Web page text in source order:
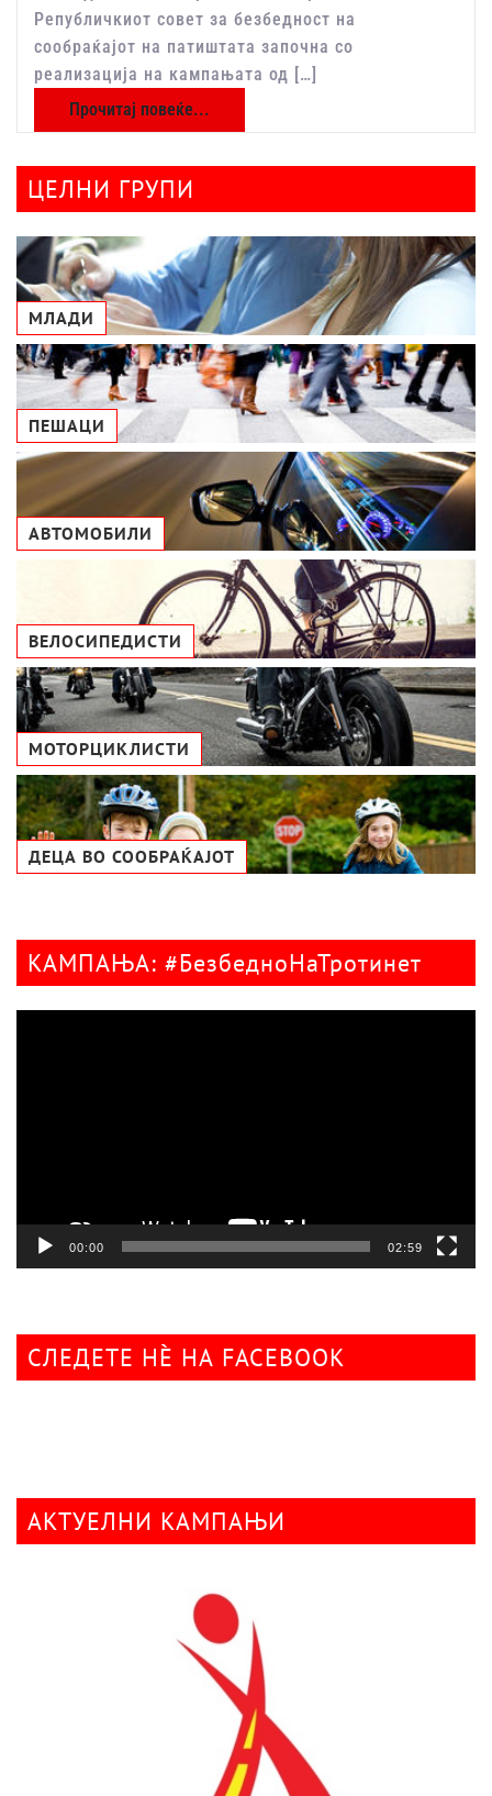
Републичкиот совет за безбедност на
сообраќајот на патиштата започна со
реализација на кампањата од […]
Прочитај повеќе...
ЦЕЛНИ ГРУПИ
МЛАДИ
ПЕШАЦИ
АВТОМОБИЛИ
ВЕЛОСИПЕДИСТИ
МОТОРЦИКЛИСТИ
ДЕЦА ВО СООБРАЌАЈОТ
КАМПАЊА: #БезбедноНаТротинет
00:00 02:59
СЛЕДЕТЕ НÈ НА FACEBOOK
АКТУЕЛНИ КАМПАЊИ